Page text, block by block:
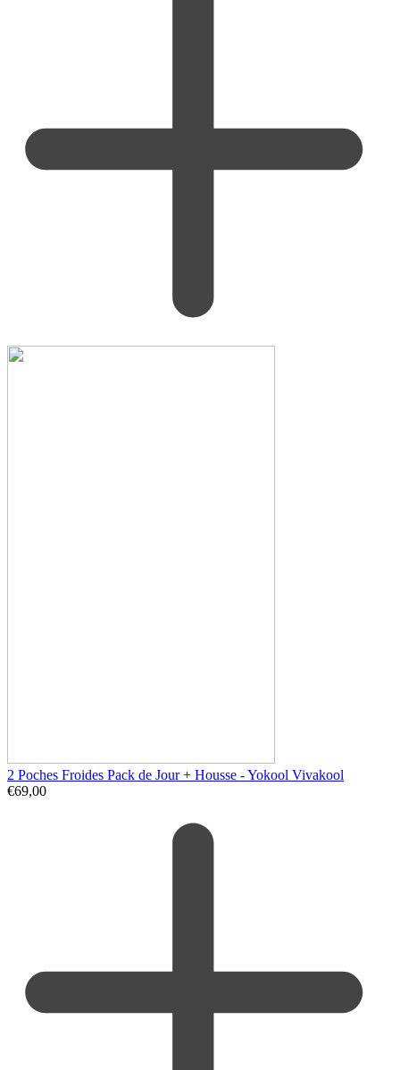
2 Poches Froides Pack de Jour + Housse - Yokool Vivakool
€69,00